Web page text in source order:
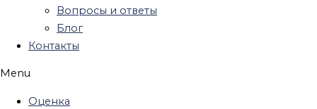
Вопросы и ответы
Блог
Контакты
Menu
Оценка
Оценка текущих активов
Оценка оборудования